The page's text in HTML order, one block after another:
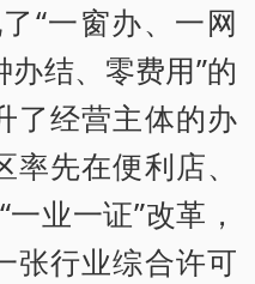
“一窗办、一网
结、零费用”的
了经营主体的办
先在便利店、
业一证”改革，
张行业综合许可